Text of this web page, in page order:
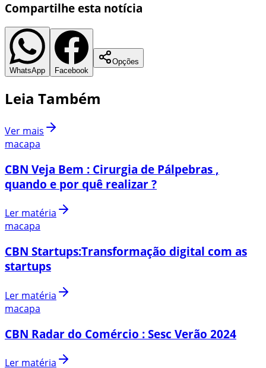
Compartilhe esta notícia
WhatsApp Facebook
Opções
Leia Também
Ver mais
macapa
CBN Veja Bem : Cirurgia de Pálpebras ,
quando e por quê realizar ?
Ler matéria
macapa
CBN Startups:Transformação digital com as
startups
Ler matéria
macapa
CBN Radar do Comércio : Sesc Verão 2024
Ler matéria